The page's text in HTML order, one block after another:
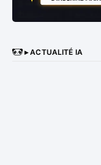
▸ ACTUALITÉ IA